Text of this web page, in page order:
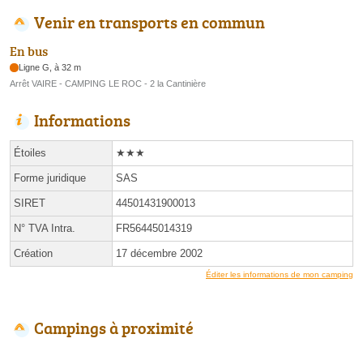
Venir en transports en commun
En bus
Ligne G, à 32 m
Arrêt VAIRE - CAMPING LE ROC - 2 la Cantinière
Informations
Étoiles ★★★
Forme juridique SAS
SIRET 44501431900013
N° TVA Intra. FR56445014319
Création 17 décembre 2002
Éditer les informations de mon camping
Campings à proximité